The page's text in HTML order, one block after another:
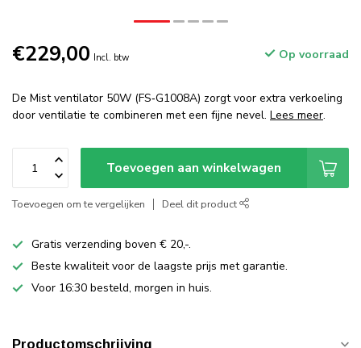
€229,00 Incl. btw Op voorraad
De Mist ventilator 50W (FS‑G1008A) zorgt voor extra verkoeling
door ventilatie te combineren met een fijne nevel. Lees meer.
Toevoegen aan winkelwagen
Toevoegen om te vergelijken Deel dit product
Gratis verzending boven € 20,-.
Beste kwaliteit voor de laagste prijs met garantie.
Voor 16:30 besteld, morgen in huis.
Productomschrijving